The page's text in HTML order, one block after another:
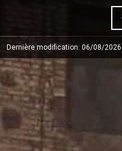
Dernière modification: 06/08/